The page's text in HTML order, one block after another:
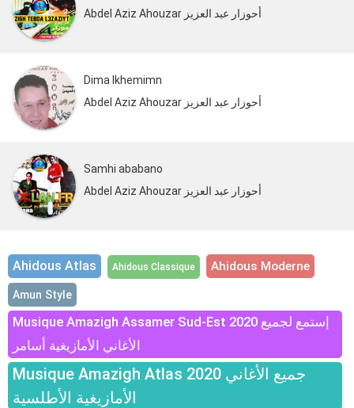
Abdel Aziz Ahouzar أحوزار عبد العزيز
Dima Ikhemimn
Abdel Aziz Ahouzar أحوزار عبد العزيز
Samhi ababano
Abdel Aziz Ahouzar أحوزار عبد العزيز
Ahidous Atlas Ahidous Classique Ahidous Moderne
Amun Style
Musique Amazigh Assamer Sud-Est 2020 إستمع لجميع
الأغاني الأمازيغية أسامر
Musique Amazigh Atlas 2020 جميع الأغاني
الأمازيغية الأطلسية